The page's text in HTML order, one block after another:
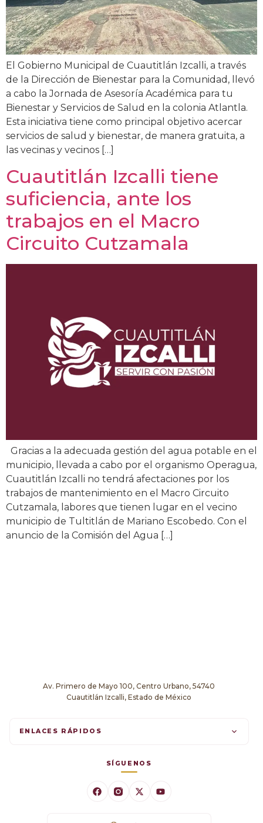
El Gobierno Municipal de Cuautitlán Izcalli, a través
de la Dirección de Bienestar para la Comunidad, llevó
a cabo la Jornada de Asesoría Académica para tu
Bienestar y Servicios de Salud en la colonia Atlantla.
Esta iniciativa tiene como principal objetivo acercar
servicios de salud y bienestar, de manera gratuita, a
las vecinas y vecinos […]
Cuautitlán Izcalli tiene
suficiencia, ante los
trabajos en el Macro
Circuito Cutzamala
Gracias a la adecuada gestión del agua potable en el
municipio, llevada a cabo por el organismo Operagua,
Cuautitlán Izcalli no tendrá afectaciones por los
trabajos de mantenimiento en el Macro Circuito
Cutzamala, labores que tienen lugar en el vecino
municipio de Tultitlán de Mariano Escobedo. Con el
anuncio de la Comisión del Agua […]
Av. Primero de Mayo 100, Centro Urbano, 54740
Cuautitlán Izcalli, Estado de México
ENLACES RÁPIDOS
SÍGUENOS